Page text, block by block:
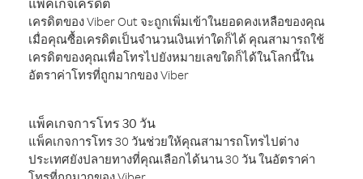
แพ็คเกจเครดิต
เครดิตของ Viber Out จะถูกเพิ่มเข้าในยอดคงเหลือของคุณ
เมื่อคุณซื้อเครดิตเป็นจำนวนเงินเท่าใดก็ได้ คุณสามารถใช้
เครดิตของคุณเพื่อโทรไปยังหมายเลขใดก็ได้ในโลกนี้ใน
อัตราค่าโทรที่ถูกมากของ Viber
แพ็คเกจการโทร 30 วัน
แพ็คเกจการโทร 30 วันช่วยให้คุณสามารถโทรไปต่าง
ประเทศยังปลายทางที่คุณเลือกได้นาน 30 วัน ในอัตราค่า